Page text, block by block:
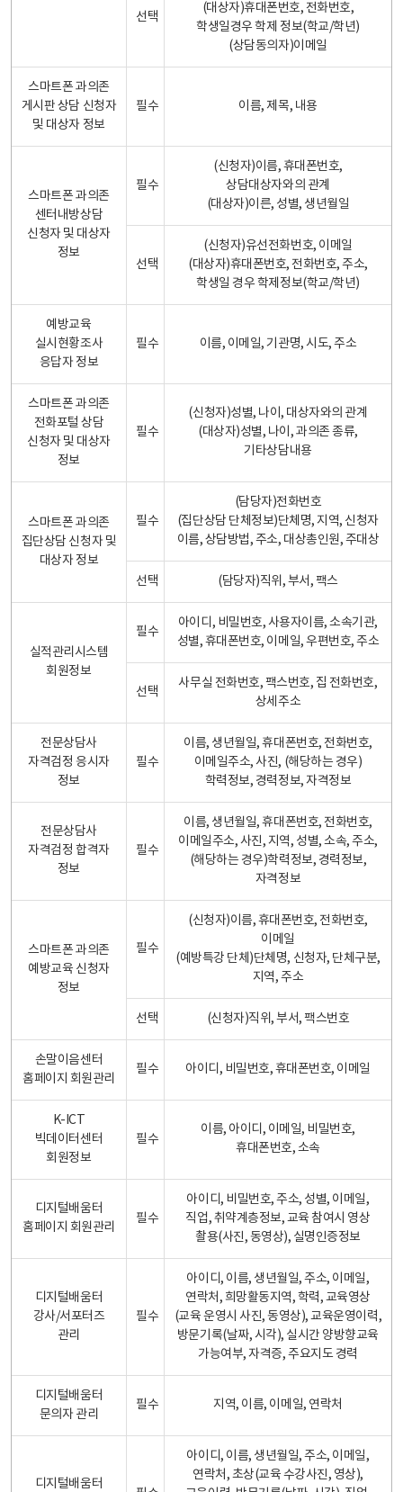
선택
(대상자)휴대폰번호, 전화번호,
학생일경우 학제 정보(학교/학년)
(상담동의자)이메일
스마트폰 과의존
게시판 상담 신청자
및 대상자 정보
필수 이름, 제목, 내용
스마트폰 과의존
센터내방상담
신청자 및 대상자
정보
필수
(신청자)이름, 휴대폰번호,
상담대상자와의 관계
(대상자)이른, 성별, 생년월일
선택
(신청자)유선전화번호, 이메일
(대상자)휴대폰번호, 전화번호, 주소,
학생일 경우 학제정보(학교/학년)
예방교육
실시현황조사
응답자 정보
필수 이름, 이메일, 기관명, 시도, 주소
스마트폰 과의존
전화포털 상담
신청자 및 대상자
정보
필수
(신청자)성별, 나이, 대상자와의 관계
(대상자)성별, 나이, 과의존 종류,
기타상담내용
스마트폰 과의존
집단상담 신청자 및
대상자 정보
필수
(담당자)전화번호
(집단상담 단체정보)단체명, 지역, 신청자
이름, 상담방법, 주소, 대상총인원, 주대상
선택 (담당자)직위, 부서, 팩스
실적관리시스템
회원정보
필수
아이디, 비밀번호, 사용자이름, 소속기관,
성별, 휴대폰번호, 이메일, 우편번호, 주소
선택
사무실 전화번호, 팩스번호, 집 전화번호,
상세주소
전문상담사
자격검정 응시자
정보
필수
이름, 생년월일, 휴대폰번호, 전화번호,
이메일주소, 사진, (해당하는 경우)
학력정보, 경력정보, 자격정보
전문상담사
자격검정 합격자
정보
필수
이름, 생년월일, 휴대폰번호, 전화번호,
이메일주소, 사진, 지역, 성별, 소속, 주소,
(해당하는 경우)학력정보, 경력정보,
자격정보
스마트폰 과의존
예방교육 신청자
정보
필수
(신청자)이름, 휴대폰번호, 전화번호,
이메일
(예방특강 단체)단체명, 신청자, 단체구분,
지역, 주소
선택 (신청자)직위, 부서, 팩스번호
손말이음센터
홈페이지 회원관리
필수 아이디, 비밀번호, 휴대폰번호, 이메일
K-ICT
빅데이터센터
회원정보
필수
이름, 아이디, 이메일, 비밀번호,
휴대폰번호, 소속
디지털배움터
홈페이지 회원관리
필수
아이디, 비밀번호, 주소, 성별, 이메일,
직업, 취약계층정보, 교육 참여시 영상
촬용(사진, 동영상), 실명인증정보
디지털배움터
강사/서포터즈
관리
필수
아이디, 이름, 생년월일, 주소, 이메일,
연락처, 희망활동지역, 학력, 교육영상
(교육 운영시 사진, 동영상), 교육운영이력,
방문기록(날짜, 시각), 실시간 양방향교육
가능여부, 자격증, 주요지도 경력
디지털배움터
문의자 관리
필수 지역, 이름, 이메일, 연락처
디지털배움터
아이디, 이름, 생년월일, 주소, 이메일,
연락처, 초상(교육 수강사진, 영상),